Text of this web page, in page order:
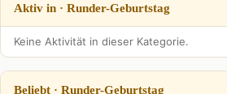
Aktiv in · Runder-Geburtstag
Keine Aktivität in dieser Kategorie.
Beliebt · Runder-Geburtstag